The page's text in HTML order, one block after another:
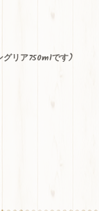
グリア750mlです)